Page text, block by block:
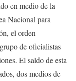
en medio de la
Nacional para
el orden
de oficialistas
El saldo de esta
dos medios de